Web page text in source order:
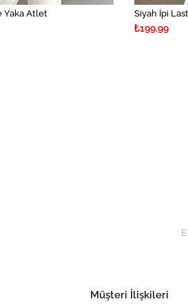
Yaka Atlet Siyah İpi
₺199,99
Müşteri İlişkileri